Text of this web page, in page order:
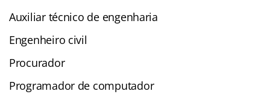
Auxiliar técnico de engenharia
Engenheiro civil
Procurador
Programador de computador